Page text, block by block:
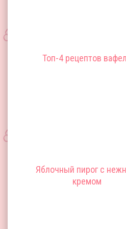
Топ-4 рецептов
Яблочный пирог с
кремом